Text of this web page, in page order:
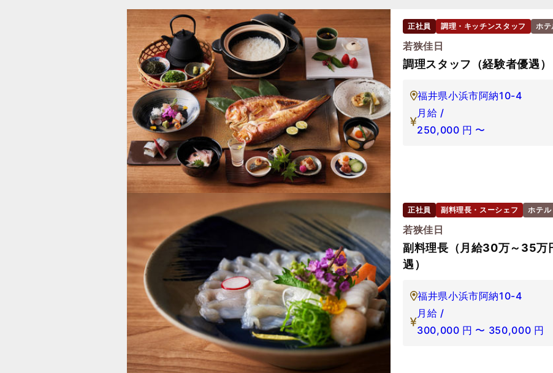
正社員 調理・キッチンスタッフ ホテ
若狭佳日
調理スタッフ（経験者優遇）
福井県小浜市阿納10-4
月給 /
250,000 円 〜
正社員 副料理長・スーシェフ ホテ
若狭佳日
副料理長（月給30万～35万
遇）
福井県小浜市阿納10-4
月給 /
300,000 円 〜 350,000 円